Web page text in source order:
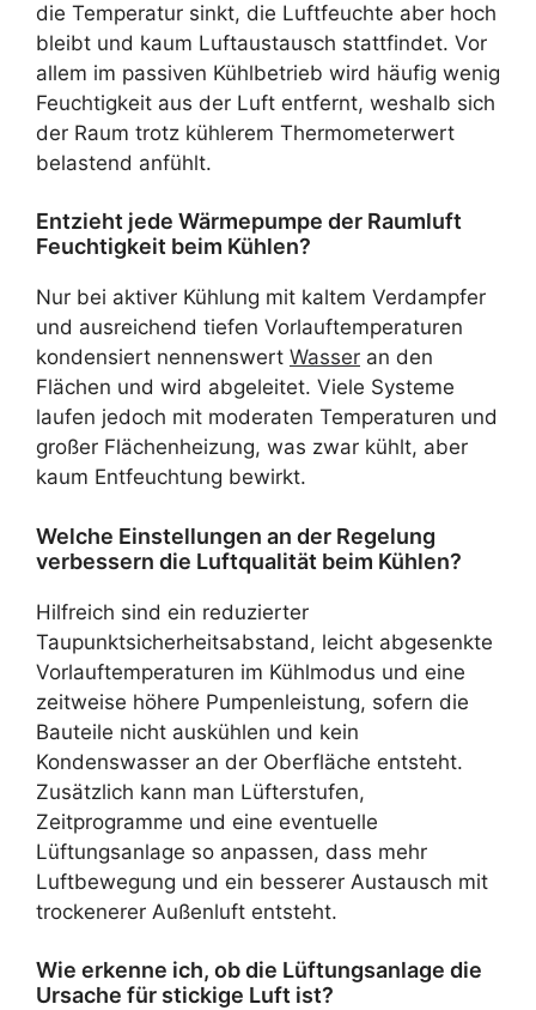
die Temperatur sinkt, die Luftfeuchte aber hoch
bleibt und kaum Luftaustausch stattfindet. Vor
allem im passiven Kühlbetrieb wird häufig wenig
Feuchtigkeit aus der Luft entfernt, weshalb sich
der Raum trotz kühlerem Thermometerwert
belastend anfühlt.
Entzieht jede Wärmepumpe der Raumluft
Feuchtigkeit beim Kühlen?
Nur bei aktiver Kühlung mit kaltem Verdampfer
und ausreichend tiefen Vorlauftemperaturen
kondensiert nennenswert Wasser an den
Flächen und wird abgeleitet. Viele Systeme
laufen jedoch mit moderaten Temperaturen und
großer Flächenheizung, was zwar kühlt, aber
kaum Entfeuchtung bewirkt.
Welche Einstellungen an der Regelung
verbessern die Luftqualität beim Kühlen?
Hilfreich sind ein reduzierter
Taupunktsicherheitsabstand, leicht abgesenkte
Vorlauftemperaturen im Kühlmodus und eine
zeitweise höhere Pumpenleistung, sofern die
Bauteile nicht auskühlen und kein
Kondenswasser an der Oberfläche entsteht.
Zusätzlich kann man Lüfterstufen,
Zeitprogramme und eine eventuelle
Lüftungsanlage so anpassen, dass mehr
Luftbewegung und ein besserer Austausch mit
trockenerer Außenluft entsteht.
Wie erkenne ich, ob die Lüftungsanlage die
Ursache für stickige Luft ist?